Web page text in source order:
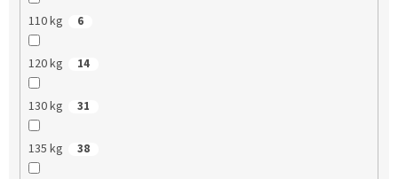
110 kg 6
120 kg 14
130 kg 31
135 kg 38